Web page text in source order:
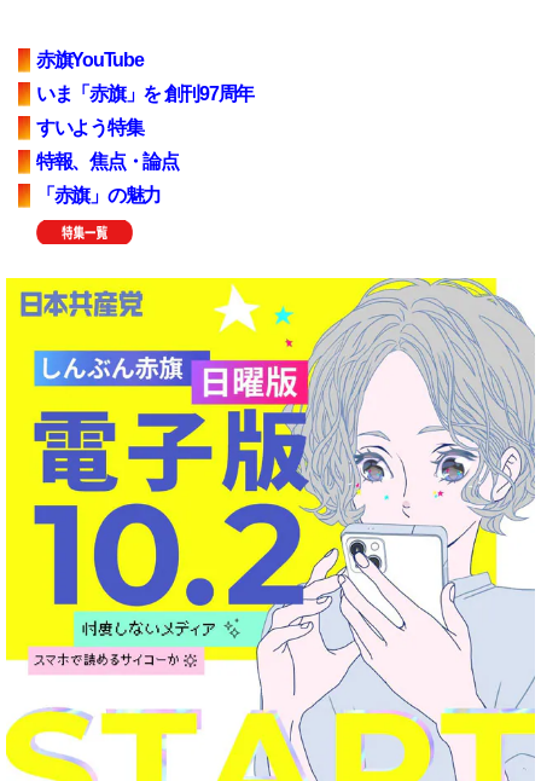
赤旗YouTube
いま「赤旗」を 創刊97周年
すいよう特集
特報、焦点・論点
「赤旗」の魅力